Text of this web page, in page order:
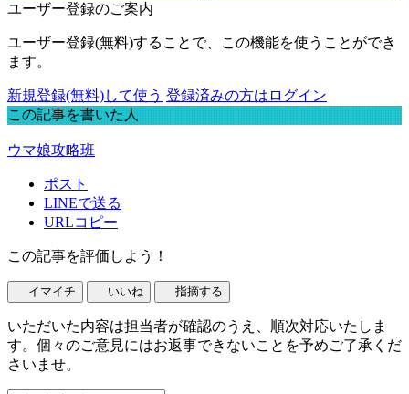
ユーザー登録のご案内
ユーザー登録(無料)することで、この機能を使うことができ
ます。
新規登録(無料)して使う 登録済みの方はログイン
この記事を書いた人
ウマ娘攻略班
ポスト
LINEで送る
URLコピー
この記事を評価しよう！
イマイチ いいね 指摘する
いただいた内容は担当者が確認のうえ、順次対応いたしま
す。個々のご意見にはお返事できないことを予めご了承くだ
さいませ。